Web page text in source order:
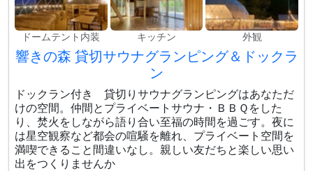
ドームテント内装 キッチン 外観
響きの森 貸切サウナグランピング＆ドックラ
ン
ドックラン付き 貸切りサウナグランピングはあなただ
けの空間。仲間とプライベートサウナ・ＢＢＱをした
り、焚火をしながら語り合い至福の時間を過ごす。夜に
は星空観察など都会の喧騒を離れ、プライベート空間を
満喫できること間違いなし。親しい友だちと楽しい思い
出をつくりませんか